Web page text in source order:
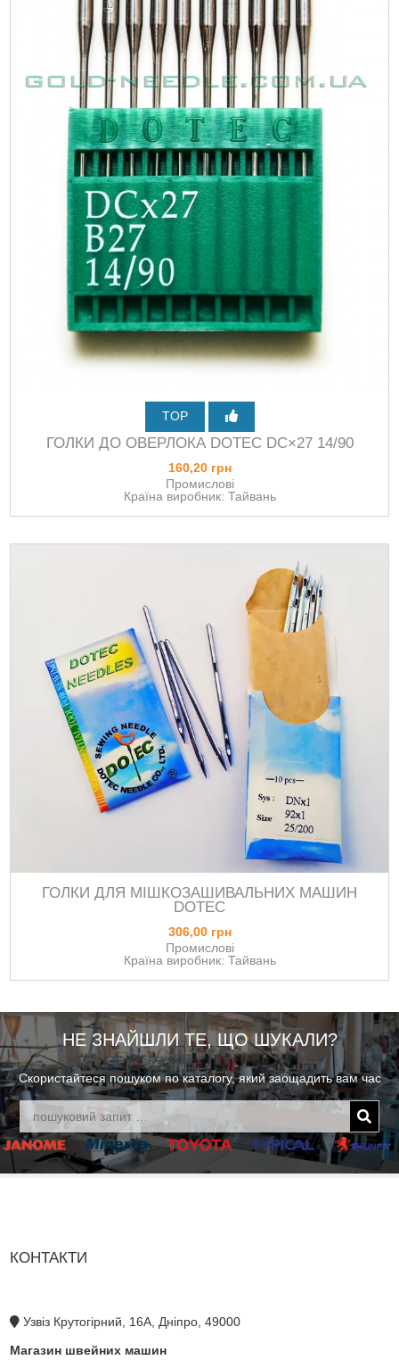
TOP
ГОЛКИ ДО ОВЕРЛОКА DOTEC DC×27 14/90
160,20 грн
Промислові
Країна виробник: Тайвань
ГОЛКИ ДЛЯ МІШКОЗАШИВАЛЬНИХ МАШИН
DOTEC
306,00 грн
Промислові
Країна виробник: Тайвань
НЕ ЗНАЙШЛИ ТЕ, ЩО ШУКАЛИ?
Скористайтеся пошуком по каталогу, який заощадить вам час
КОНТАКТИ
Узвіз Крутогірний, 16А, Дніпро, 49000
Магазин швейних машин